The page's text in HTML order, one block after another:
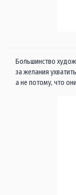
Большинство
за желания
а не потому, что